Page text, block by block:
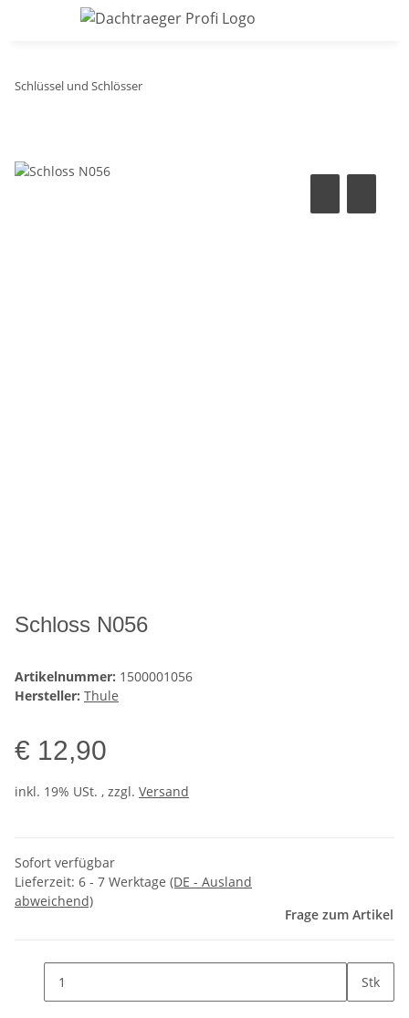
Schlüssel und Schlösser
Schloss N056
Artikelnummer: 1500001056
Hersteller: Thule
€ 12,90
inkl. 19% USt. , zzgl. Versand
Sofort verfügbar
Lieferzeit: 6 - 7 Werktage (DE - Ausland
abweichend)
Frage zum Artikel
Stk